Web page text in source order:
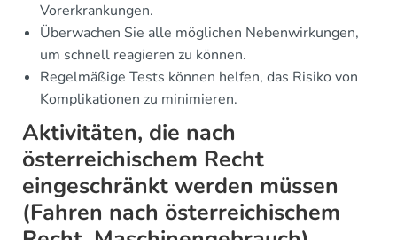
Vorerkrankungen.
Überwachen Sie alle möglichen Nebenwirkungen,
um schnell reagieren zu können.
Regelmäßige Tests können helfen, das Risiko von
Komplikationen zu minimieren.
Aktivitäten, die nach
österreichischem Recht
eingeschränkt werden müssen
(Fahren nach österreichischem